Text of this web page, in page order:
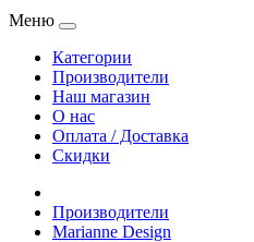
Меню
Категории
Производители
Наш магазин
О нас
Оплата / Доставка
Скидки
Производители
Marianne Design